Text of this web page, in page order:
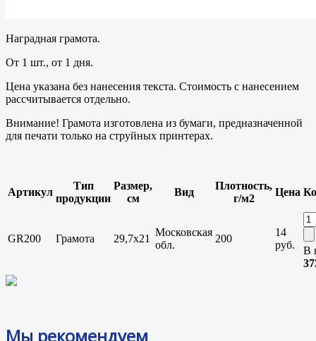
Наградная грамота.
От 1 шт., от 1 дня.
Цена указана без нанесения текста. Стоимость с нанесением
рассчитывается отдельно.
Внимание! Грамота изготовлена из бумаги, предназначенной
для печати только на струйных принтерах.
Артикул
Тип
продукции
Размер,
см
Вид
Плотность,
г/м2
Цена
GR200 Грамота 29,7х21
Московская
обл.
200
14
руб.
В
Мы рекомендуем